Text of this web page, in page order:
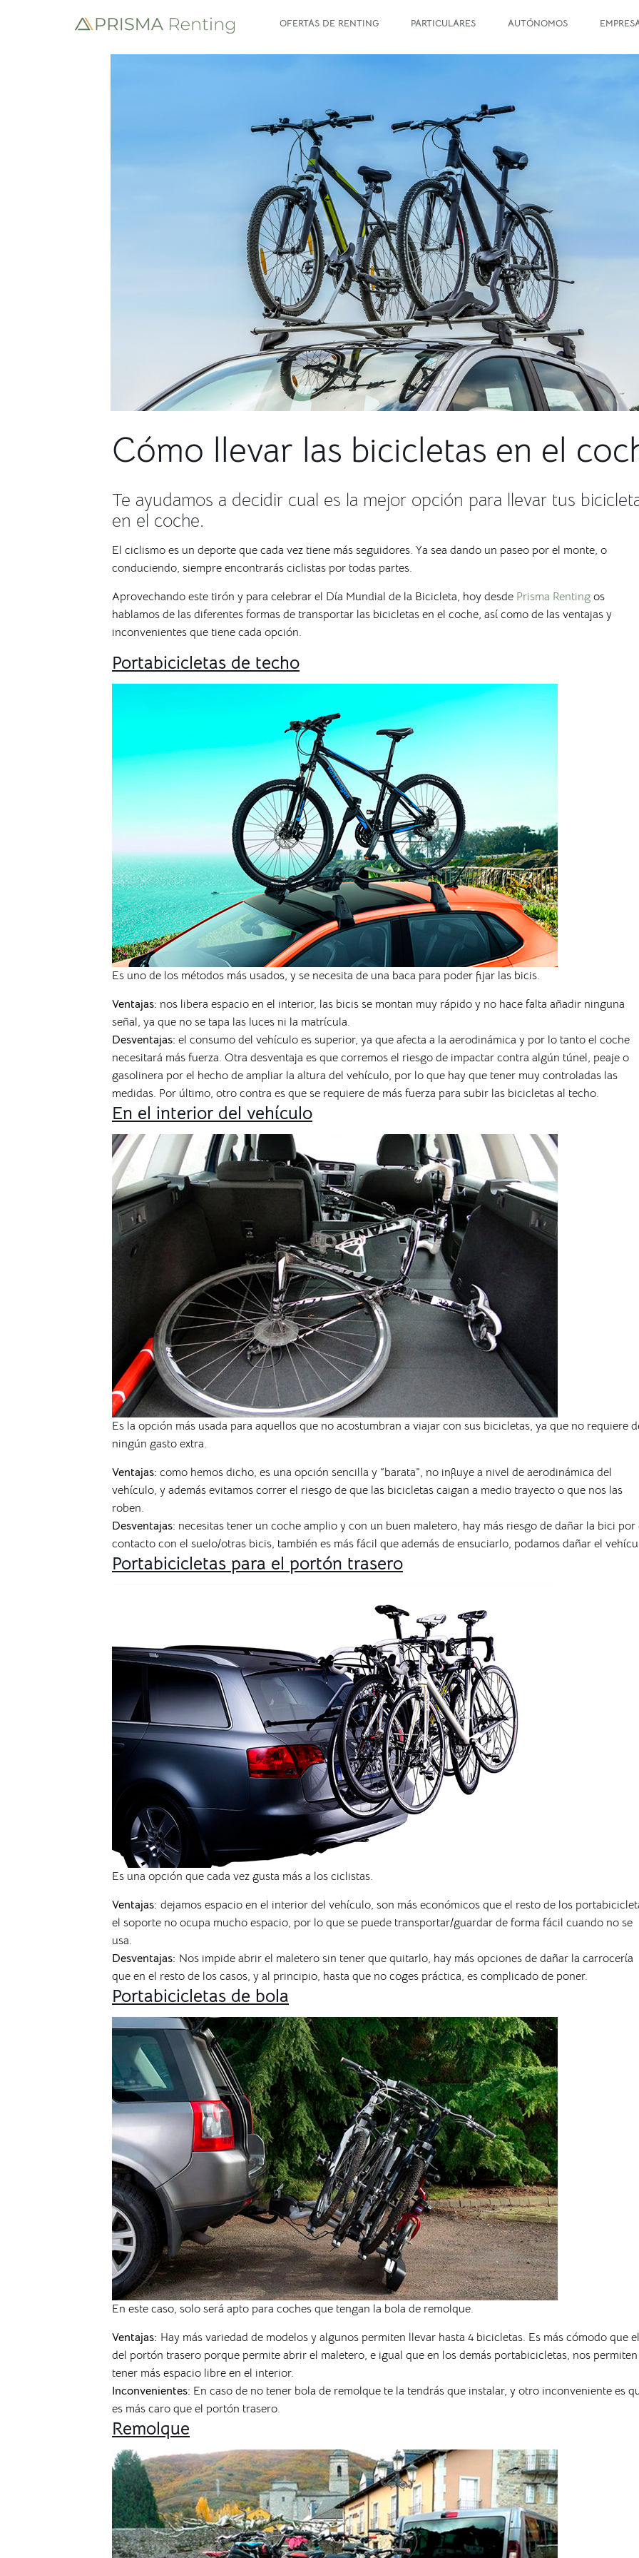
OFERTAS DE RENTING PARTICULARES AUTÓNOMOS
Cómo llevar las bicicletas en el
Te ayudamos a decidir cual es la mejor opción para llevar tus
en el coche.
El ciclismo es un deporte que cada vez tiene más seguidores. Ya sea dando un paseo por el monte, o
conduciendo, siempre encontrarás ciclistas por todas partes.
Aprovechando este tirón y para celebrar el Día Mundial de la Bicicleta, hoy desde Prisma Renting os
hablamos de las diferentes formas de transportar las bicicletas en el coche, así como de las ventajas y
inconvenientes que tiene cada opción.
Portabicicletas de techo
Es uno de los métodos más usados, y se necesita de una baca para poder fijar las bicis.
Ventajas: nos libera espacio en el interior, las bicis se montan muy rápido y no hace falta añadir ninguna
señal, ya que no se tapa las luces ni la matrícula.
Desventajas: el consumo del vehículo es superior, ya que afecta a la aerodinámica y por lo tanto el coche
necesitará más fuerza. Otra desventaja es que corremos el riesgo de impactar contra algún túnel, peaje o
gasolinera por el hecho de ampliar la altura del vehículo, por lo que hay que tener muy controladas las
medidas. Por último, otro contra es que se requiere de más fuerza para subir las bicicletas al techo.
En el interior del vehículo
Es la opción más usada para aquellos que no acostumbran a viajar con sus bicicletas, ya que no requiere
ningún gasto extra.
Ventajas: como hemos dicho, es una opción sencilla y “barata”, no influye a nivel de aerodinámica del
vehículo, y además evitamos correr el riesgo de que las bicicletas caigan a medio trayecto o que nos las
roben.
Desventajas: necesitas tener un coche amplio y con un buen maletero, hay más riesgo de dañar la bici por
contacto con el suelo/otras bicis, también es más fácil que además de ensuciarlo, podamos dañar el
Portabicicletas para el portón trasero
Es una opción que cada vez gusta más a los ciclistas.
Ventajas: dejamos espacio en el interior del vehículo, son más económicos que el resto de los
el soporte no ocupa mucho espacio, por lo que se puede transportar/guardar de forma fácil cuando no se
usa.
Desventajas: Nos impide abrir el maletero sin tener que quitarlo, hay más opciones de dañar la carrocería
que en el resto de los casos, y al principio, hasta que no coges práctica, es complicado de poner.
Portabicicletas de bola
En este caso, solo será apto para coches que tengan la bola de remolque.
Ventajas: Hay más variedad de modelos y algunos permiten llevar hasta 4 bicicletas. Es más cómodo que el
del portón trasero porque permite abrir el maletero, e igual que en los demás portabicicletas, nos permiten
tener más espacio libre en el interior.
Inconvenientes: En caso de no tener bola de remolque te la tendrás que instalar, y otro inconveniente es
es más caro que el portón trasero.
Remolque